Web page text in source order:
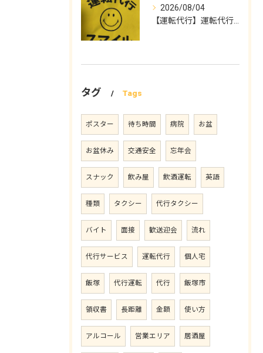
2026/08/04
タグ Tags
ポスター 待ち時間 病院 お盆
お盆休み 交通安全 忘年会
スナック 飲み屋 飲酒運転 英語
種類 タクシー 代行タクシー
バイト 面接 歓送迎会 流れ
代行サービス 運転代行 個人宅
飯塚 代行運転 代行 飯塚市
領収書 長距離 金額 使い方
アルコール 営業エリア 居酒屋